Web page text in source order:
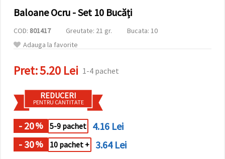
noștri de
marketing.
Puteți fi de
acord să
toate
cookie -
"acceptati
toate!" Sau
să vă
indicați
preferințele
în setări
selectând
un tip de
Baloane Ocru - Set 10 Bucăți
COD: 801417 Greutate: 21 gr.
Bucata: 10
Adauga la favorite
Pret:5.20 Lei 1-4 pachet
REDUCERI
PENTRU CANTITATE
- 20% 5-9 pachet
4.16 Lei
- 30% 10 pachet + 3.64 Lei